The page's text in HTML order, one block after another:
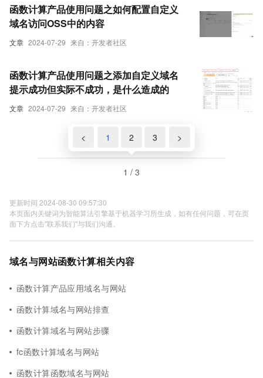
文章 2024-07-29 来自：开发者社区
函数计算产品使用问题之如何配置自定义
域名访问OSS中的内容
文章 2024-07-29 来自：开发者社区
函数计算产品使用问题之添加自定义域名
提示成功但实际不成功，是什么造成的
< 1 2 3 >
1 / 3
更新时间 2024-08-30 09:57:30
本页面内关键词为智能算法引擎基于机器学习所生成，如有任何问题，可在页
面下方点击"联系我们"与我们沟通。
域名与网站函数计算相关内容
函数计算产品应用域名与网站
函数计算域名与网站排查
函数计算域名与网站步骤
fc函数计算域名与网站
函数计算函数域名与网站